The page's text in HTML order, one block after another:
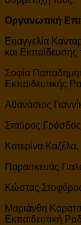
Οργανωτική
Ευαγγελία
και
Σοφία
Εκπαιδευτικής
Αθανάσιος
Σταύρος
Κατερίνα
Παρασκευάς
Κώστας
Μαριάνθη
Εκπαιδευτική